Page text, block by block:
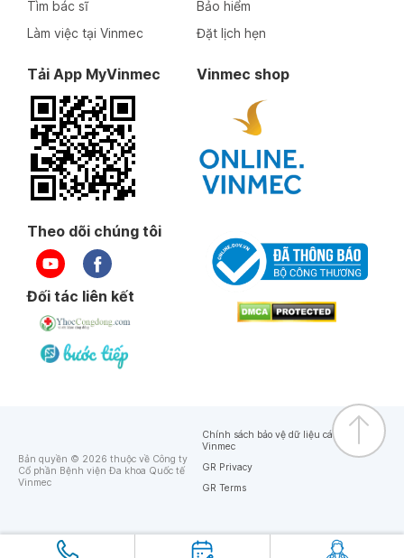
Tìm bác sĩ
Làm việc tại Vinmec
Bảo hiểm
Đặt lịch hẹn
Tải App MyVinmec Vinmec shop
Theo dõi chúng tôi
Đối tác liên kết
Bản quyền © 2026 thuộc về Công ty
Cổ phần Bệnh viện Đa khoa Quốc tế
Vinmec
Chính sách bảo vệ dữ liệu cá nhân của
Vinmec
GR Privacy
GR Terms